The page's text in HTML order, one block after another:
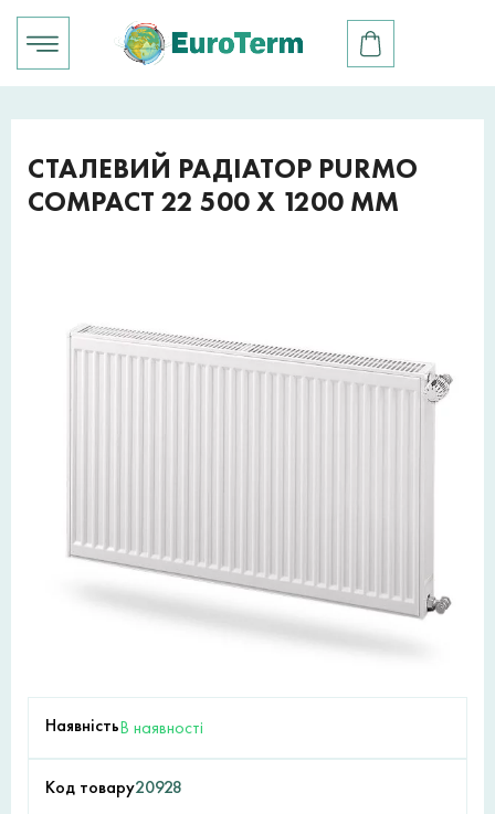
СТАЛЕВИЙ РАДІАТОР PURMO
COMPACT 22 500 X 1200 ММ
НаявністьВ наявності
Код товару20928